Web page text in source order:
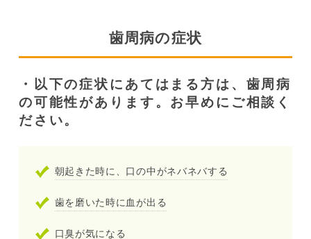
歯周病の症状
以下の症状にあてはまる方は、歯周病
の可能性があります。お早めにご相談く
ださい。
朝起きた時に、口の中がネバネバする
歯を磨いた時に血が出る
口臭が気になる